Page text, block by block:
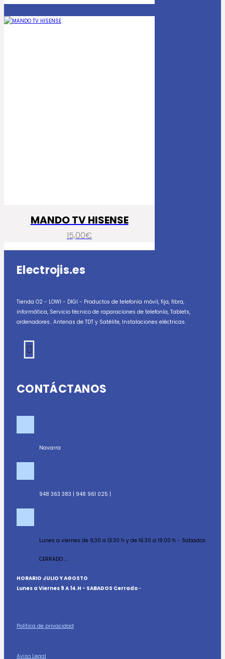
MANDO TV HISENSE
15,00€
Electrojis.es
Tienda O2 - LOWI - DIGI - Productos de telefonía móvil, fija, fibra,
informática, Servicio técnico de raparaciones de telefonía, Tablets,
ordenadores.. Antenas de TDT y Satélite, Instalaciones eléctricas.
CONTÁCTANOS
Navarra
948 363 383 | 948 961 025 |
Lunes a viernes de 9,30 a 13:30 h y de 16:30 a 19:00 h - Sabados
CERRADO ....
HORARIO JULIO Y AGOSTO
Lunes a Viernes 9 A 14.H - SABADOS Cerrado-
Política de privacidad
Aviso Legal